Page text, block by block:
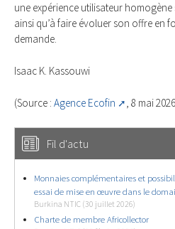
une expérience utilisateur homogène
ainsi qu’à faire évoluer son offre en
demande.
Isaac K. Kassouwi
(Source : Agence Ecofin , 8 mai
Fil d'actu
Monnaies complémentaires et
essai de mise en œuvre dans le
Burkina NTIC (30 juillet 2026)
Charte de membre Africollector